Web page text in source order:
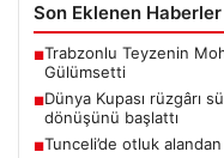
Son Eklenen Haberler
■Trabzonlu Teyzenin
Gülümsetti
■Dünya Kupası rüzgârı
dönüşünü başlattı
■Tunceli’de otluk